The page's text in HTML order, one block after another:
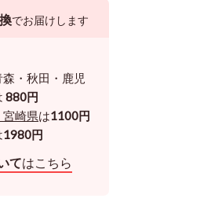
でお届けします
森・秋田・鹿児
880円
崎県は1100円
1980円
てはこちら